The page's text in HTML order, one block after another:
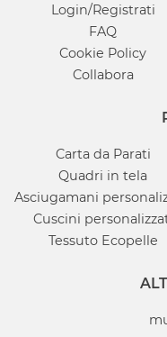
Login/Registrati
FAQ
Cookie Policy
Collabora
Carta da Parati
Quadri in tela
Asciugamani
Cuscini
Tessuto Ecopelle